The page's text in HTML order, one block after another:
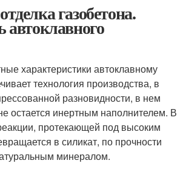
газобетона.
автоклавного
характеристики автоклавному
технология производства, в
разновидности, в нем
остается инертным наполнителем. В
протекающей под высоким
в силикат, по прочности
минералом.